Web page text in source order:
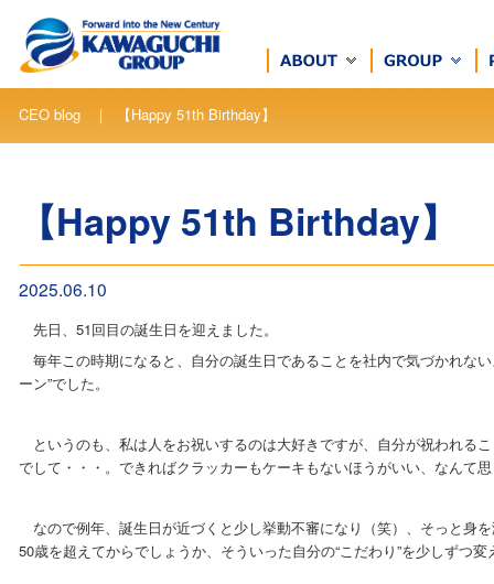
CEO blog ｜ 【Happy 51th Birthday】
【Happy 51th Birthday】
2025.06.10
先日、51回目の誕生日を迎えました。
毎年この時期になると、自分の誕生日であることを社内で気づかれな
ーン”でした。
というのも、私は人をお祝いするのは大好きですが、自分が祝われる
でして・・・。できればクラッカーもケーキもないほうがいい、なんて
なので例年、誕生日が近づくと少し挙動不審になり（笑）、そっと身
50歳を超えてからでしょうか、そういった自分の“こだわり”を少しずつ